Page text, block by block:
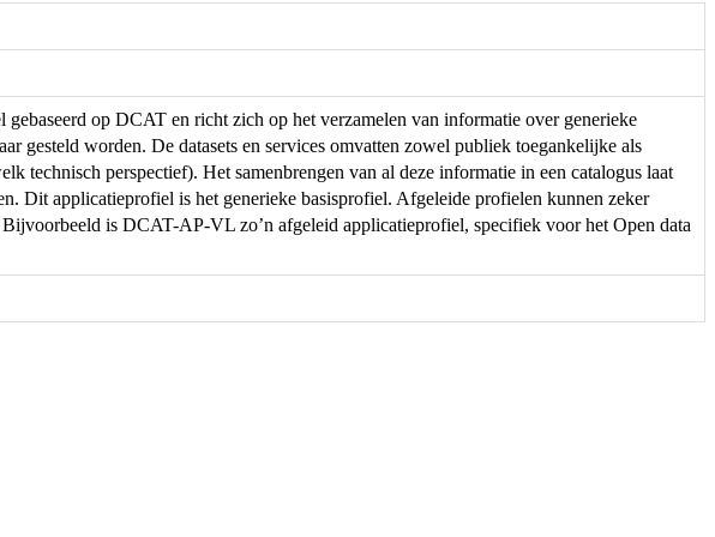
op DCAT en richt zich op het verzamelen van informatie over generieke
gesteld worden. De datasets en services omvatten zowel publiek toegankelijke als
technisch perspectief). Het samenbrengen van al deze informatie in een catalogus laat
Dit applicatieprofiel is het generieke basisprofiel. Afgeleide profielen kunnen zeker
is DCAT-AP-VL zo’n afgeleid applicatieprofiel, specifiek voor het Open data